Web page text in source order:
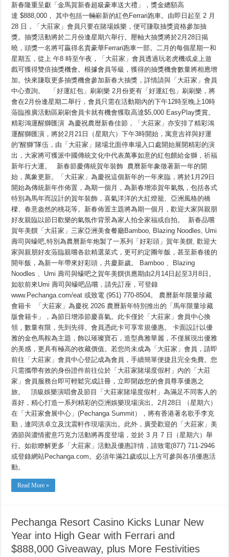
度
假
村」
農
曆
新
春
隆
重
呈
獻
「金
賀
新
春
超
級
豪
車
Ferrari
送
大
禮」
及
連
串
慶
祝
活
動
「大
莊
家
賭
場
度
假
村」
農
曆
新
春
隆
重
呈
獻
新春隆重呈獻「金馬賀新春超級豪車送大禮」，獎金總額高
達 $888,000， 其中包括一輛嶄新的紅色Ferrari跑車。由即日起至 2 月
28 日，「大莊家」會員只要在賭場娛樂，便可賺取抽獎資格參加抽
獎。抽獎活動將於二月份逢星期六舉行。壓軸大抽獎將於2月28日揭
曉，頭獎一名將可贏得名貴豪華Ferrari跑車一部。二月的每個星期一和
星期五，從上 午8 時至午夜，「大莊家」會員透過玩老虎機或桌上遊
戲可獲得雙倍抽獎機會。根據會員等級，獲得的抽獎機會數量將相應增
加。快來賺取更多抽獎機會參加新春大抽獎，詳情請與「大莊家」會員
中心查詢。 「好運紅包」刷刷樂 2月份更有「好運紅包」刷刷樂，將
會在2月份逢星期二舉行，會員只需在活動期內的下午12時至晚上10時
蒞臨推廣活動區刷刷會員卡就有機會獲取高達$5,000 EasyPlay獎賞。
精彩鴻運醒獅匯演 為慶祝農暦新春佳節，「大莊家」亦安排了精彩鴻
運醒獅匯演，將於2月21日（星期六）下午3時開始，寓意吉祥與好運
的“醒獅”隊伍，由「大莊家」賭場北面停車場入口處開始展開精彩的演
出，大家將可獲派中國傳統文化中代表萬事如意的紅包餵給金獅，祈福
新年行大運。 新春節慶傳統賀年裝飾 農曆新年象徵著新一年的開
始，萬象更新。「大莊家」為慶祝這個新年的一年來臨，將於1月29日
開始為傳統新年作佈置，為期一個月，為新春增添賀年氣氛，包括各式
特別為馬年而設計的賀年裝飾，喜氣洋洋的大紅燈籠、亞洲風格的橋
樑、春意盎然的桃花等。新春佈置主題將為期一個月，歡迎大家與親朋
好友親臨以節日歡樂的氣氛作背景為家人拍全家福或自拍。 新春品嚐
賀年美饌「大莊家」三家亞洲美食餐廳Bamboo, Blazing Noodles, Umi
壽司與蠔吧,特別為農曆新年炮製了一系列「好彩頭」賀年美饌, 歡迎大
家與親朋好友蒞臨親嚐各款精選菜式，更可約定團年飯，甚至新春後的
開年飯，為新一年帶來好彩頭，共慶新歲。 Bamboo 、Blazing
Noodles 、Umi 壽司與蠔吧之賀年美饌供應期由2月14日起至3月8日。
如欲前來Umi 壽司與蠔吧品嚐，請先訂座，可登錄
www.Pechanga.com/eat 或致電 (951) 770-8504。 農曆新年限量珍藏
會籍卡 「大莊家」為慶祝 2026 農曆新年特別推出的「馬年限量珍藏
版會籍卡」，為節日增添節慶喜氣。此卡僅於「大莊家」會員中心換
領，數量有限，先到先得。會員憑此卡可享常規優惠。 卡面設計以優
雅的金色馬鞍為主題，飾以璀璨寶石，造型典雅華麗，不僅展現出優雅
的美感，更具有極高的收藏價值。若您尚未成為「大莊家」會員，請即
前往「大莊家」會員中心登記成為會員，手續簡單便捷且完全免費。您
只需攜帶有效的身份證件前往位於「大莊家賭場度假村」內的「大莊
家」會員服務台即可輕鬆完成註冊，立即開啟您的會員尊享優惠之
旅。 頂級娛樂演唱會及節目「大莊家賭場度假村」為滿足不同客人的
喜好，精心打造一系列精彩的亞洲娛樂現場演出。2月28日 （星期六）
在「大莊家會展中心」(Pechanga Summit），將有香港著名歌手李克
勤，連同洪卓立及沈震軒作現場演出。此外，廣受歡迎的「大莊家」美
酒節與濃情蜜意巧克力活動將再度登場，並於 3 月 7 日（星期六）舉
行。如欲瞭解更多「大莊家」活動及優惠詳情，請致電(877) 711-2946
或登錄網站Pechanga.com。必須年滿21歲或以上方可參與各項優惠活
動。
Read More »
Pechanga Resort Casino Kicks Lunar New
Year into High Gear with Ferrari and
$888,000 Giveaway, plus More Festivities